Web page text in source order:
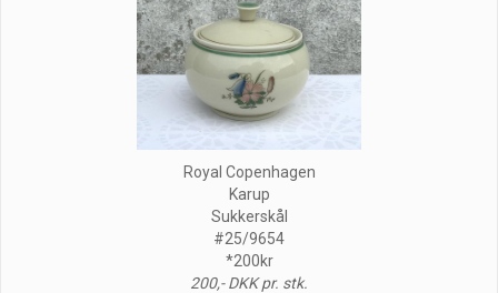
Royal Copenhagen
Karup
Sukkerskål
#25/9654
*200kr
200,- DKK pr. stk.